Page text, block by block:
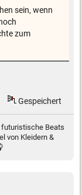
sein, wenn
zum
Gespeichert
futuristische Beats
von Kleidern &